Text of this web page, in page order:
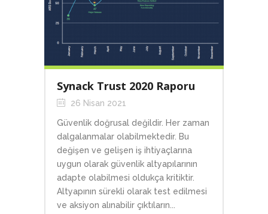
Synack Trust 2020 Raporu
26 Nisan 2021
Güvenlik doğrusal değildir. Her zaman
dalgalanmalar olabilmektedir. Bu
değişen ve gelişen iş ihtiyaçlarına
uygun olarak güvenlik altyapılarının
adapte olabilmesi oldukça kritiktir.
Altyapının sürekli olarak test edilmesi
ve aksiyon alınabilir çıktıların...